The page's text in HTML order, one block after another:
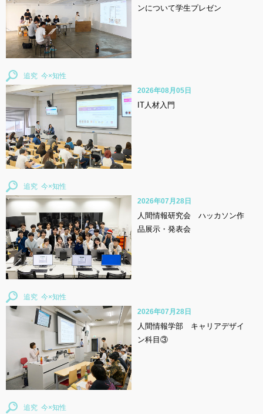
ンについて学生プレゼン
追究
IT人材入門
2026年08月05日
追究
人間情報研究会 ハッカソン作
品展示・発表会
2026年07月28日
追究
人間情報学部 キャリアデザイ
ン科目③
2026年07月28日
追究